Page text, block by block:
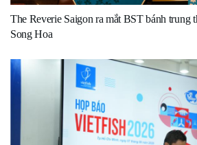
The Reverie Saigon ra mắt BST bánh trung
Song Hoa